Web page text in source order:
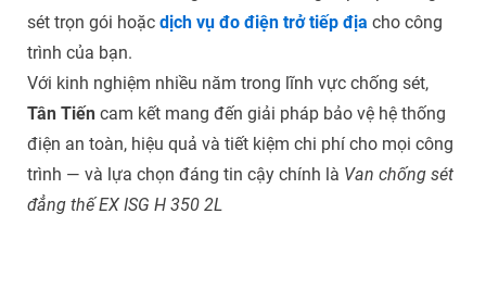
sét trọn gói hoặc dịch vụ đo điện trở tiếp địa cho công
trình của bạn.
Với kinh nghiệm nhiều năm trong lĩnh vực chống sét,
Tân Tiến cam kết mang đến giải pháp bảo vệ hệ thống
điện an toàn, hiệu quả và tiết kiệm chi phí cho mọi công
trình — và lựa chọn đáng tin cậy chính là Van chống sét
đẳng thế EX ISG H 350 2L